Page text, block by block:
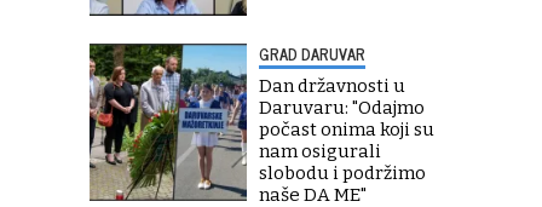
GRAD DARUVAR
Dan državnosti u
Daruvaru: "Odajmo
počast onima koji su
nam osigurali
slobodu i podržimo
naše DA ME"